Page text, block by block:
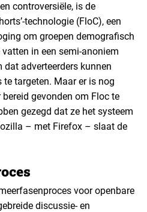
controversiële, is de
technologie (FloC), een
om groepen demografisch
in een semi-anoniem
dat adverteerders kunnen
targeten. Maar er is nog
gevonden om Floc te
gezegd dat ze het systeem
– met Firefox – slaat de
voor openbare
discussie- en